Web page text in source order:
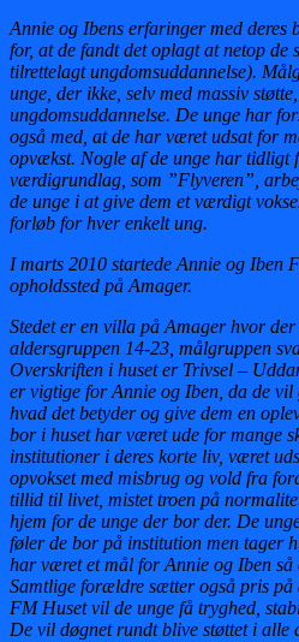
Annie og Ibens erfaringer med
for, at de fandt det oplagt at netop
tilrettelagt ungdomsuddannelse).
unge, der ikke, selv med massiv
ungdomsuddannelse. De unge har
også med, at de har været udsat for
opvækst. Nogle af de unge har tidligt
værdigrundlag, som ”Flyveren”,
de unge i at give dem et værdigt
forløb for hver enkelt ung.
I marts 2010 startede Annie og Iben
opholdssted på Amager.
Stedet er en villa på Amager hvor
aldersgruppen 14-23, målgruppen
Overskriften i huset er Trivsel –
er vigtige for Annie og Iben, da de vil
hvad det betyder og give dem en
bor i huset har været ude for mange
institutioner i deres korte liv, været
opvokset med misbrug og vold fra
tillid til livet, mistet troen på
hjem for de unge der bor der. De
føler de bor på institution men tager
har været et mål for Annie og Iben så
Samtlige forældre sætter også pris på
FM Huset vil de unge få tryghed,
De vil døgnet rundt blive støttet i alle